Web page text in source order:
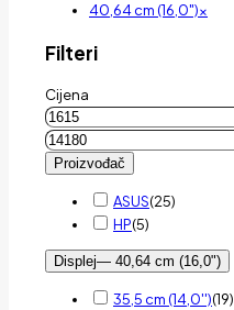
40,64 cm (16,0")×
Filteri
Cijena
Proizvođač
ASUS(25)
HP(5)
Displej— 40,64 cm (16,0")
35,5 cm (14,0'')(19)